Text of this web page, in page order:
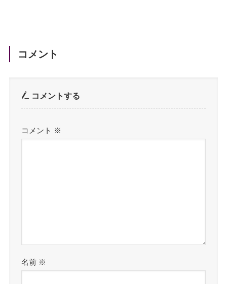
コメント
コメントする
コメント ※
名前 ※